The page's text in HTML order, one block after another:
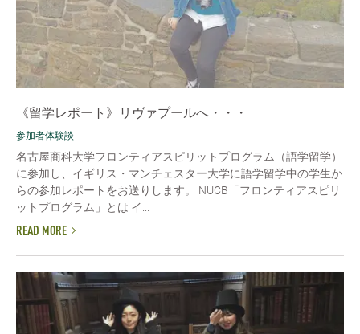
《留学レポート》リヴァプールへ・・・
参加者体験談
名古屋商科大学フロンティアスピリットプログラム（語学留学）
に参加し、イギリス・マンチェスター大学に語学留学中の学生か
らの参加レポートをお送りします。 NUCB「フロンティアスピリ
ットプログラム」とは イ...
READ MORE